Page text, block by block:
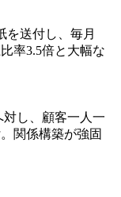
を送付し、毎月
率3.5倍と大幅な
対し、顧客一人一
関係構築が強固